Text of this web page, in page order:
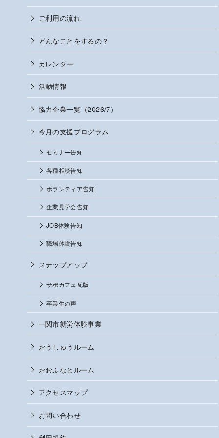
ご利用の流れ
どんなことをするの？
カレンダー
活動情報
協力企業一覧（2026/7）
今月の支援プログラム
セミナー告知
各種相談告知
ボランティア告知
企業見学会告知
JOB体験告知
職場体験告知
ステップアップ
サポカフェ瓦版
卒業生の声
一関市就労体験事業
おうしゅうルーム
おおふなとルーム
アクセスマップ
お問い合わせ